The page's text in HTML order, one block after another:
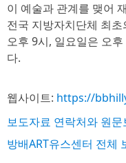
이 예술과 관계를 맺어
전국 지방자치단체 최
오후 9시, 일요일은 오
다.
웹사이트: https://
보도자료 연락처와 원문
방배ART유스센터 전체